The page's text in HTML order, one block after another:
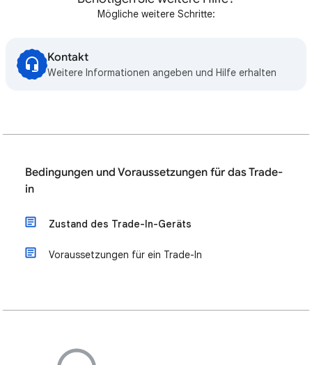
Mögliche weitere Schritte:
Kontakt
Weitere Informationen angeben und Hilfe erhalten
Bedingungen und Voraussetzungen für das Trade-
in
Zustand des Trade-In-Geräts
Voraussetzungen für ein Trade-In